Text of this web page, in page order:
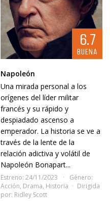
6.7
BUENA
Napoleón
Una mirada personal a los
orígenes del líder militar
francés y su rápido y
despiadado ascenso a
emperador. La historia se ve a
través de la lente de la
relación adictiva y volátil de
Napoleón Bonapart...
Estreno: 24/11/2023
Género:
Acción, Drama, Historia
Dirigida
por: Ridley Scott